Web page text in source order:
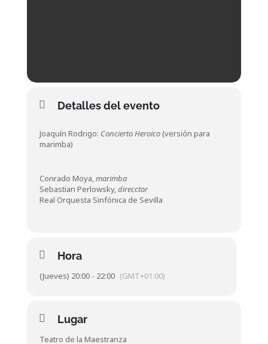
Detalles del evento
Joaquín Rodrigo: Concierto Heroico(versión para
marimba)
Conrado Moya,marimba
Sebastian Perlowsky,direcctor
Real Orquesta Sinfónica de Sevilla
Hora
(Jueves) 20:00 - 22:00 (GMT+01:00)
Lugar
Teatro de la Maestranza